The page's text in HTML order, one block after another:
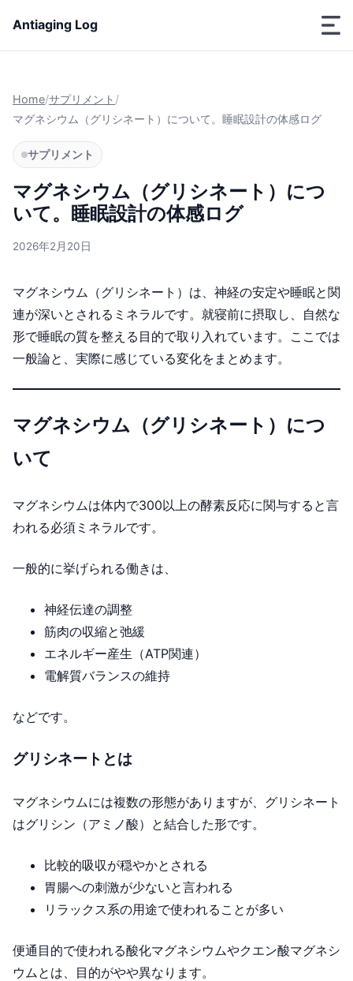
Antiaging Log
Home/サプリメント /
マグネシウム（グリシネート）について。睡眠設計の体感ログ
サプリメント
マグネシウム（グリシネート）につ
いて。睡眠設計の体感ログ
2026年2月20日
マグネシウム（グリシネート）は、神経の安定や睡眠と関
連が深いとされるミネラルです。就寝前に摂取し、自然な
形で睡眠の質を整える目的で取り入れています。ここでは
一般論と、実際に感じている変化をまとめます。
マグネシウム（グリシネート）につ
いて
マグネシウムは体内で300以上の酵素反応に関与すると言
われる必須ミネラルです。
一般的に挙げられる働きは、
神経伝達の調整
筋肉の収縮と弛緩
エネルギー産生（ATP関連）
電解質バランスの維持
などです。
グリシネートとは
マグネシウムには複数の形態がありますが、グリシネート
はグリシン（アミノ酸）と結合した形です。
比較的吸収が穏やかとされる
胃腸への刺激が少ないと言われる
リラックス系の用途で使われることが多い
便通目的で使われる酸化マグネシウムやクエン酸マグネシ
ウムとは、目的がやや異なります。